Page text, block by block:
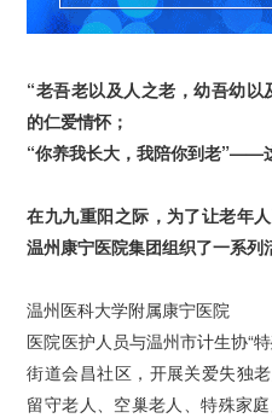
“老吾老以及人之老，幼吾幼
的仁爱情怀；
“你养我长大，我陪你到老”——
在九九重阳之际，为了让老年
温州康宁医院集团组织了一系列
温州医科大学附属康宁医院
医院医护人员与温州市计生协“
街道会昌社区，开展关爱失独
留守老人、空巢老人、特殊家